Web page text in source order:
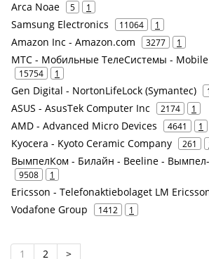
Arca Noae 5 1
Samsung Electronics 11064 1
Amazon Inc - Amazon.com 3277 1
МТС - Мобильные ТелеСистемы - Mobile
15754 1
Gen Digital - NortonLifeLock (Symantec)
ASUS - AsusTek Computer Inc 2174 1
AMD - Advanced Micro Devices 4641 1
Kyocera - Kyoto Ceramic Company 261
ВымпелКом - Билайн - Beeline -
9508 1
Ericsson - Telefonaktiebolaget LM
Vodafone Group 1412 1
1 2 >